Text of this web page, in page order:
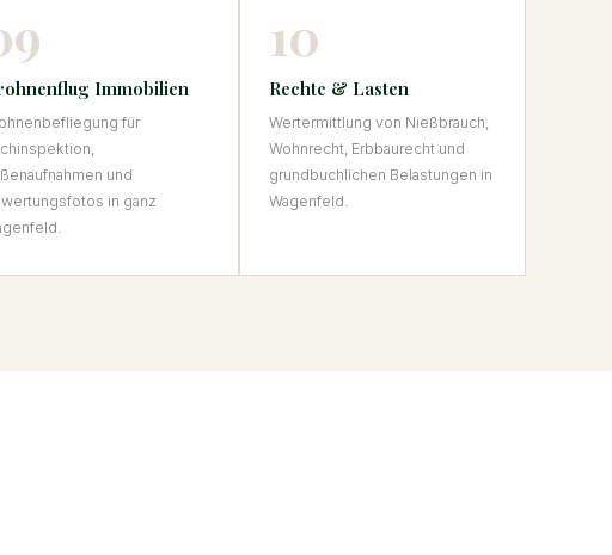
Immobilien
für
und
in ganz
10
Rechte & Lasten
Wertermittlung von Nießbrauch,
Wohnrecht, Erbbaurecht und
grundbuchlichen Belastungen in
Wagenfeld.